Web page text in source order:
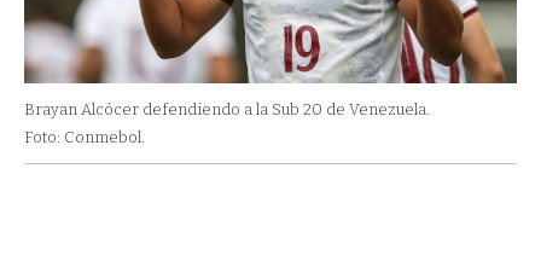
Brayan Alcócer defendiendo a la Sub 20 de Venezuela.
Foto: Conmebol.